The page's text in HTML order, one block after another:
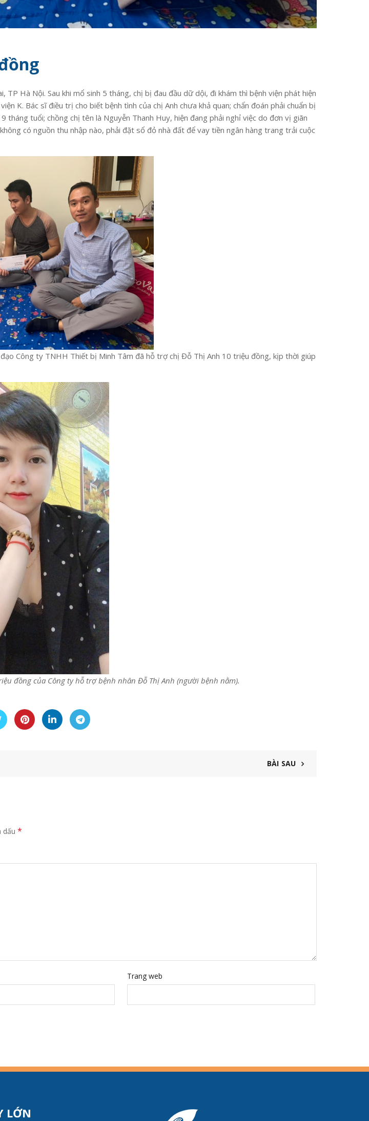
Hà Nội. Sau khi mổ sinh 5 tháng, chị bị đau đầu dữ dội, đi khám thì bệnh viện phát hiện
K. Bác sĩ điều trị cho biết bệnh tình của chị Anh chưa khả quan; chẩn đoán phải chuẩn bị
tuổi; chồng chị tên là Nguyễn Thanh Huy, hiện đang phải nghỉ việc do đơn vị giãn
có nguồn thu nhập nào, phải đặt sổ đỏ nhà đất để vay tiền ngân hàng trang trải cuộc
Công ty TNHH Thiết bị Minh Tâm đã hỗ trợ chị Đỗ Thị Anh 10 triệu đồng, kịp thời giúp
đồng của Công ty hỗ trợ bệnh nhân Đỗ Thị Anh (người bệnh nằm).
BÀI SAU
dấu *
Trang web
LỚN